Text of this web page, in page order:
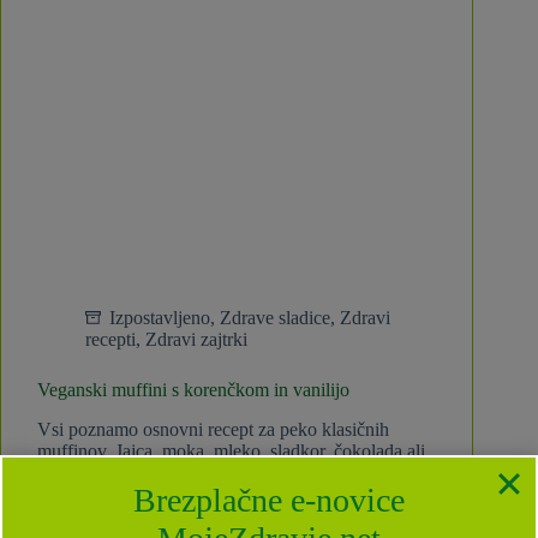
Izpostavljeno, Zdrave sladice, Zdravi
recepti, Zdravi zajtrki
Veganski muffini s korenčkom in vanilijo
Vsi poznamo osnovni recept za peko klasičnih
muffinov. Jajca, moka, mleko, sladkor, čokolada ali
speči drugačne muffine, brez sladkorja, brez
živalskih sestavin in brez glutena? Nadomestki, ki
Brezplačne e-novice